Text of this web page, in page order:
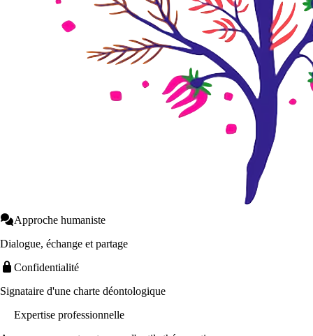
Approche humaniste
Dialogue, échange et partage
Confidentialité
Signataire d'une charte déontologique
Expertise professionnelle